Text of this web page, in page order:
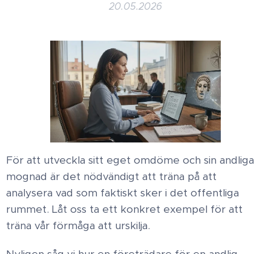
20.05.2026
För att utveckla sitt eget omdöme och sin andliga
mognad är det nödvändigt att träna på att
analysera vad som faktiskt sker i det offentliga
rummet. Låt oss ta ett konkret exempel för att
träna vår förmåga att urskilja. ​